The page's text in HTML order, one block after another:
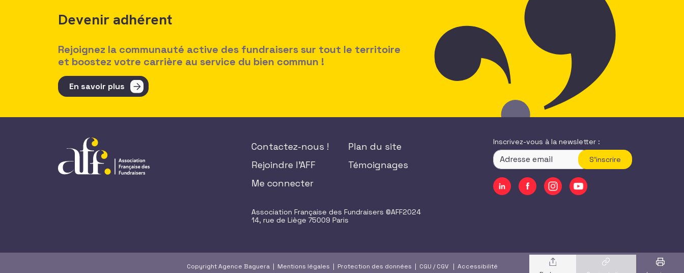
Devenir adhérent
Rejoignez la communauté active des fundraisers sur tout le territoire
et boostez votre carrière au service du bien commun !
En savoir plus
Contactez-nous !
Rejoindre l'AFF
Me connecter
Plan du site
Témoignages
Association Française des Fundraisers ©AFF2024
14, rue de Liège 75009 Paris
Inscrivez-vous à la newsletter :
S'inscrire
Copyright Agence Baguera | Mentions légales | Protection des données | CGU /CGV| Accessibilité